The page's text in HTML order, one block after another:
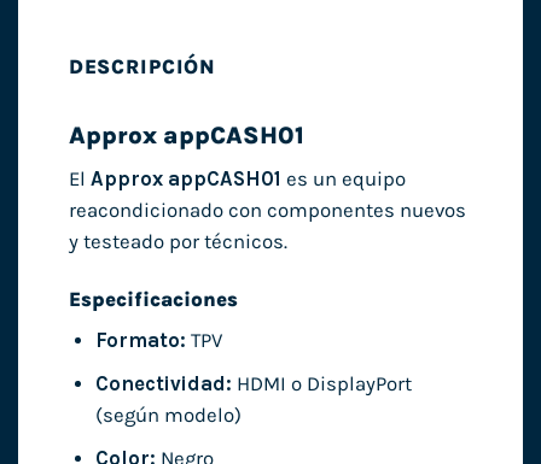
DESCRIPCIÓN
Approx appCASH01
El Approx appCASH01 es un equipo
reacondicionado con componentes nuevos
y testeado por técnicos.
Especificaciones
Formato: TPV
Conectividad: HDMI o DisplayPort
(según modelo)
Color: Negro